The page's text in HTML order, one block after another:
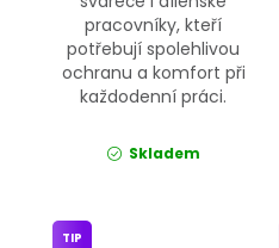
pracovníky, kteří
potřebují spolehlivou
ochranu a komfort při
každodenní práci.
Skladem
TIP